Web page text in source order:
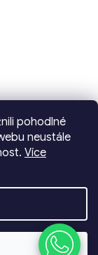
pohodlné
neustále
Více
s r.o..